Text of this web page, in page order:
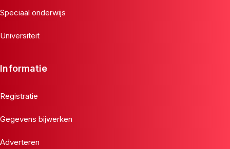
Speciaal onderwijs
Universiteit
Informatie
Registratie
Gegevens bijwerken
Adverteren